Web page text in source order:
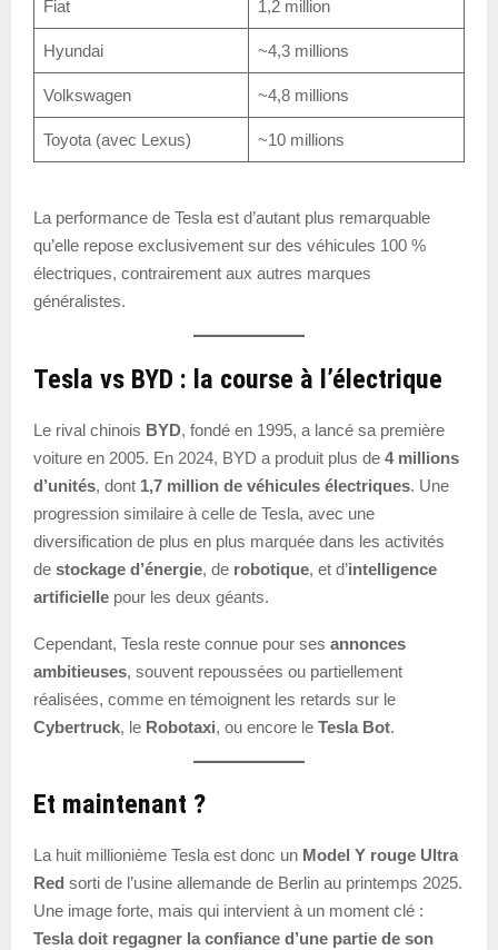
Fiat 1,2 million
Hyundai ~4,3 millions
Volkswagen ~4,8 millions
Toyota (avec Lexus) ~10 millions
La performance de Tesla est d’autant plus remarquable
qu’elle repose exclusivement sur des véhicules 100 %
électriques, contrairement aux autres marques
généralistes.
Tesla vs BYD : la course à l’électrique
Le rival chinois BYD, fondé en 1995, a lancé sa première
voiture en 2005. En 2024, BYD a produit plus de 4 millions
d’unités, dont 1,7 million de véhicules électriques. Une
progression similaire à celle de Tesla, avec une
diversification de plus en plus marquée dans les activités
de stockage d’énergie, de robotique, et d’intelligence
artificielle pour les deux géants.
Cependant, Tesla reste connue pour ses annonces
ambitieuses, souvent repoussées ou partiellement
réalisées, comme en témoignent les retards sur le
Cybertruck, le Robotaxi, ou encore le Tesla Bot.
Et maintenant ?
La huit millionième Tesla est donc un Model Y rouge Ultra
Red sorti de l’usine allemande de Berlin au printemps 2025.
Une image forte, mais qui intervient à un moment clé :
Tesla doit regagner la confiance d’une partie de son